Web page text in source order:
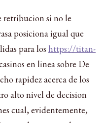
retribucion si no le
posiciona igual que
para los https://titan-
en linea sobre De
rapidez acerca de los
alto nivel de decision
cual, evidentemente,